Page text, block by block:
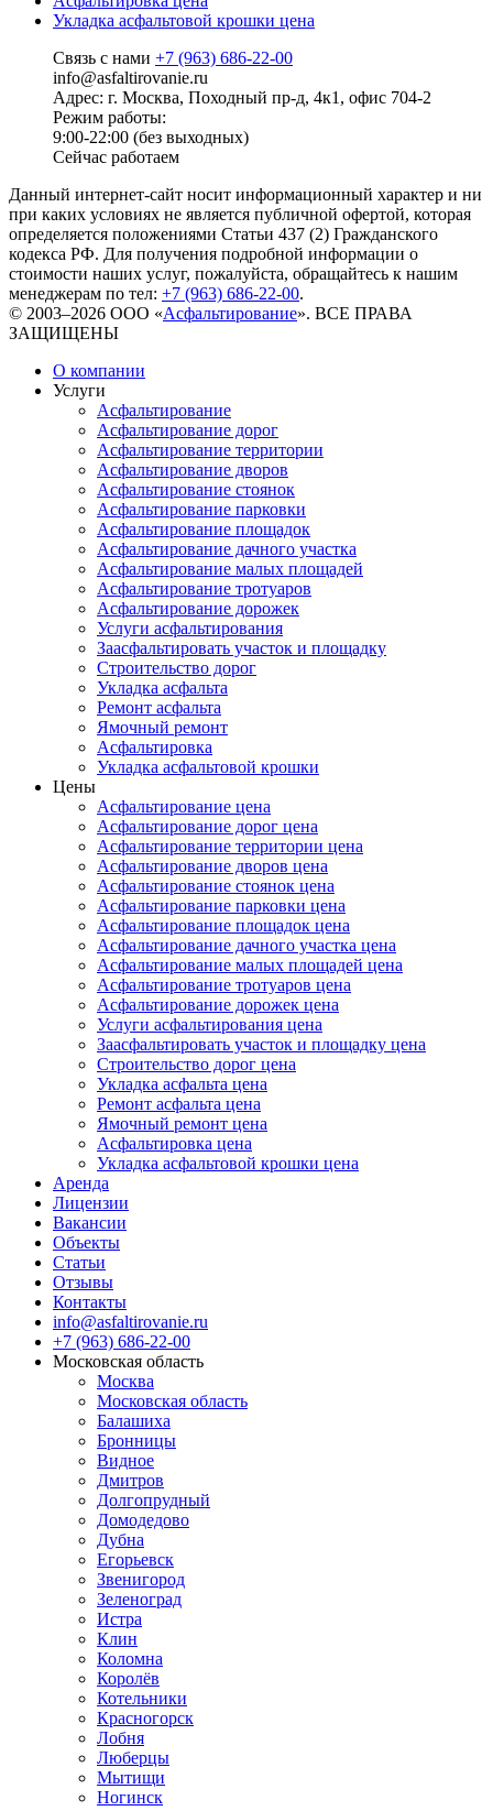
Укладка асфальтовой крошки цена
Связь с нами +7 (963) 686-22-00
info@asfaltirovanie.ru
Адрес: г. Москва, Походный пр-д, 4к1, офис 704-2
Режим работы:
9:00-22:00 (без выходных)
Сейчас работаем
Данный интернет-сайт носит информационный характер и ни
при каких условиях не является публичной офертой, которая
определяется положениями Статьи 437 (2) Гражданского
кодекса РФ. Для получения подробной информации о
стоимости наших услуг, пожалуйста, обращайтесь к нашим
менеджерам по тел: +7 (963) 686-22-00.
© 2003–2026 ООО «Асфальтирование». ВСЕ ПРАВА
ЗАЩИЩЕНЫ
О компании
Услуги
Асфальтирование
Асфальтирование дорог
Асфальтирование территории
Асфальтирование дворов
Асфальтирование стоянок
Асфальтирование парковки
Асфальтирование площадок
Асфальтирование дачного участка
Асфальтирование малых площадей
Асфальтирование тротуаров
Асфальтирование дорожек
Услуги асфальтирования
Заасфальтировать участок и площадку
Строительство дорог
Укладка асфальта
Ремонт асфальта
Ямочный ремонт
Асфальтировка
Укладка асфальтовой крошки
Цены
Асфальтирование цена
Асфальтирование дорог цена
Асфальтирование территории цена
Асфальтирование дворов цена
Асфальтирование стоянок цена
Асфальтирование парковки цена
Асфальтирование площадок цена
Асфальтирование дачного участка цена
Асфальтирование малых площадей цена
Асфальтирование тротуаров цена
Асфальтирование дорожек цена
Услуги асфальтирования цена
Заасфальтировать участок и площадку цена
Строительство дорог цена
Укладка асфальта цена
Ремонт асфальта цена
Ямочный ремонт цена
Асфальтировка цена
Укладка асфальтовой крошки цена
Аренда
Лицензии
Вакансии
Объекты
Статьи
Отзывы
Контакты
info@asfaltirovanie.ru
+7 (963) 686-22-00
Московская область
Москва
Московская область
Балашиха
Бронницы
Видное
Дмитров
Долгопрудный
Домодедово
Дубна
Егорьевск
Звенигород
Зеленоград
Истра
Клин
Коломна
Королёв
Котельники
Красногорск
Лобня
Люберцы
Мытищи
Ногинск